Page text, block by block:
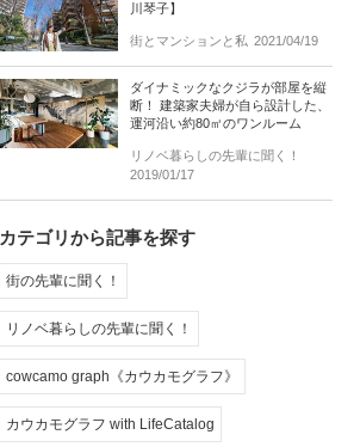
川琴子】
街とマンションと私 2021/04/19
ダイナミックなクジラが部屋を縦
断！ 建築家夫婦が自ら設計した、
運河沿い約80㎡のワンルーム
リノベ暮らしの先輩に聞く！
2019/01/17
カテゴリから記事を探す
街の先輩に聞く！
リノベ暮らしの先輩に聞く！
cowcamo graph《カウカモグラフ》
カウカモグラフ with LifeCatalog